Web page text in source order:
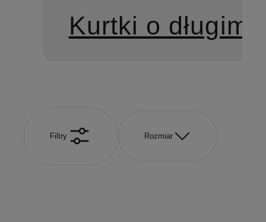
Kurtki o długim
Filtry Rozmiar